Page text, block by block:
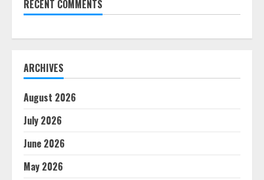
RECENT COMMENTS
ARCHIVES
August 2026
July 2026
June 2026
May 2026